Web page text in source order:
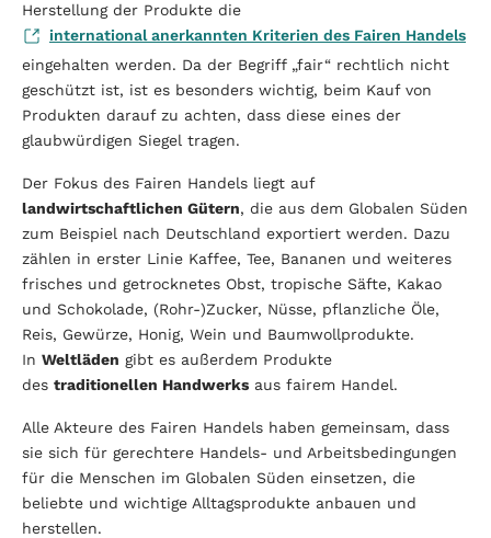
Herstellung der Produkte die
international anerkannten Kriterien des Fairen Handels
eingehalten werden. Da der Begriff „fair“ rechtlich nicht
geschützt ist, ist es besonders wichtig, beim Kauf von
Produkten darauf zu achten, dass diese eines der
glaubwürdigen Siegel tragen.
Der Fokus des Fairen Handels liegt auf
landwirtschaftlichen Gütern, die aus dem Globalen Süden
zum Beispiel nach Deutschland exportiert werden. Dazu
zählen in erster Linie Kaffee, Tee, Bananen und weiteres
frisches und getrocknetes Obst, tropische Säfte, Kakao
und Schokolade, (Rohr-)Zucker, Nüsse, pflanzliche Öle,
Reis, Gewürze, Honig, Wein und Baumwollprodukte.
In Weltläden gibt es außerdem Produkte
des traditionellen Handwerks aus fairem Handel.
Alle Akteure des Fairen Handels haben gemeinsam, dass
sie sich für gerechtere Handels- und Arbeitsbedingungen
für die Menschen im Globalen Süden einsetzen, die
beliebte und wichtige Alltagsprodukte anbauen und
herstellen.